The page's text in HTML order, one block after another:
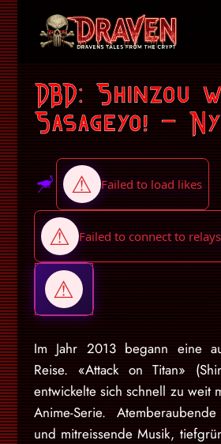
DBD: Shinzou
Sasageyo! –
Im Jahr 2013 begann eine
Reise. «Attack on Titan»
entwickelte sich schnell zu weit
Anime-Serie.
und mitreissende Musik,